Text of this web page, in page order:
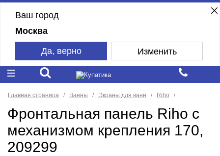
Ваш город
Москва
Да, верно Изменить
Главная страница Ванны Экраны для ванн Riho
Фронтальная панель Riho с
механизмом крепления 170,
209299